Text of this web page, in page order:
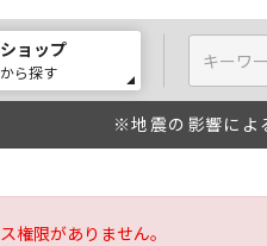
ショップ
から探す
※地震の影響によ
権限がありません。